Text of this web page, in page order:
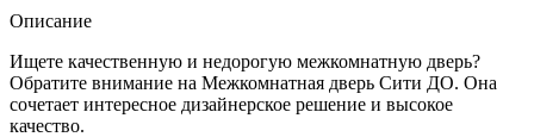
Описание
Ищете качественную и недорогую межкомнатную дверь?
Обратите внимание на Межкомнатная дверь Сити ДО. Она
сочетает интересное дизайнерское решение и высокое
качество.